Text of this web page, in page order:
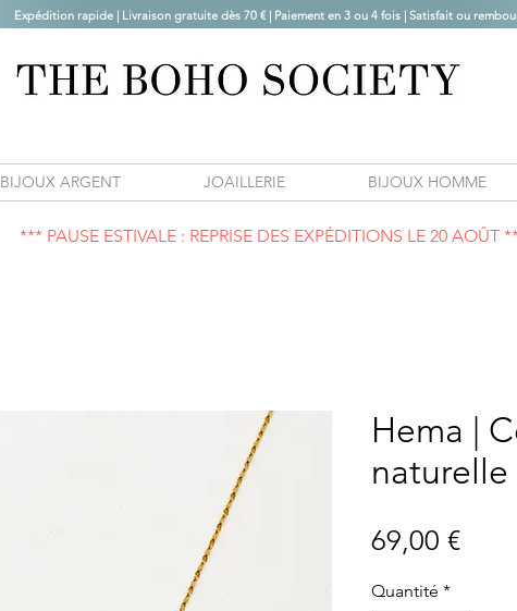
Expédition rapide | Livraison gratuite dès 70 € | Paiement en 3 ou 4 fois | Satisfait ou
BIJOUX ARGENT JOAILLERIE BIJOUX HOMME
*** PAUSE ESTIVALE : REPRISE DES EXPÉDITIONS LE 20 AOÛT
Hema |
69,00 €Prix
Quantité *